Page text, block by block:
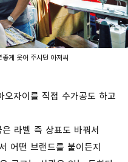
게 웃어 주시던 아저씨
자이를 직접 수가공도 하고
라벨 즉 상표도 바꿔서
어떤 브랜드를 붙이든지